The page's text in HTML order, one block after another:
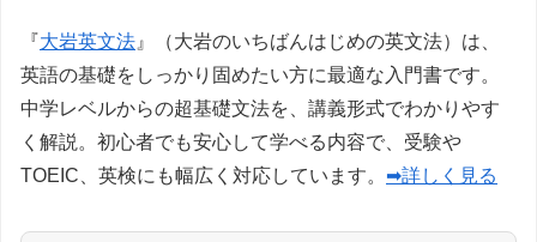
『大岩英文法 』（大岩のいちばんはじめの英文法）は、
英語の基礎をしっかり固めたい方に最適な入門書です。
中学レベルからの超基礎文法を、講義形式でわかりやす
く解説。初心者でも安心して学べる内容で、受験や
TOEIC、英検にも幅広く対応しています。 ➡詳しく見る